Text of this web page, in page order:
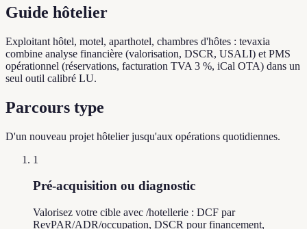
Guide hôtelier
Exploitant hôtel, motel, aparthotel, chambres d'hôtes : tevaxia
combine analyse financière (valorisation, DSCR, USALI) et PMS
opérationnel (réservations, facturation TVA 3 %, iCal OTA) dans un
seul outil calibré LU.
Parcours type
D'un nouveau projet hôtelier jusqu'aux opérations quotidiennes.
1
Pré-acquisition ou diagnostic
Valorisez votre cible avec /hotellerie : DCF par
RevPAR/ADR/occupation, DSCR pour financement,